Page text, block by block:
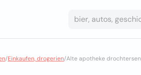
/Einkaufen, drogerien/Alte apotheke drochtersen